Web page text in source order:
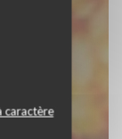
caractère